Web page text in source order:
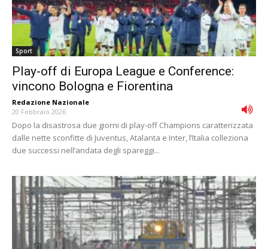
Sport
Play-off di Europa League e Conference:
vincono Bologna e Fiorentina
Redazione Nazionale -
20 Febbraio 2026
Dopo la disastrosa due giorni di play-off Champions caratterizzata
dalle nette sconfitte di Juventus, Atalanta e Inter, l’Italia colleziona
due successi nell’andata degli spareggi...